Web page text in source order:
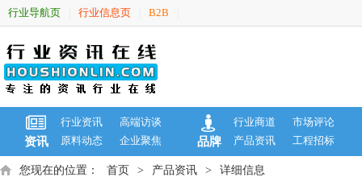
行业导航页 行业信息页 B2B
资讯
行业资讯
高端访谈
原料动态
企业聚焦 品牌
行业商道
市场评论
产品资讯
工程招标
您现在的位置： 首页 > 产品资讯 > 详细信息